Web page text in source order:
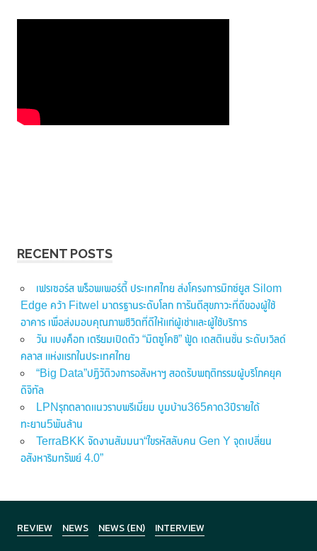
RECENT POSTS
เฟรเซอร์ส พร็อพเพอร์ตี้ ประเทศไทย ส่งโครงการมิกซ์ยูส Silom
Edge คว้า Fitwel มาตรฐานระดับโลก การันตีสุขภาวะที่ดีของผู้ใช้
อาคาร เพื่อส่งมอบคุณภาพชีวิตที่ดีให้แก่ผู้เช่าและผู้ใช้บริการ
วัน แบงค็อก เตรียมเปิดตัว “มิตซูโคชิ” ฟู้ด เดสติเนชั่น ระดับเวิลด์
คลาส แห่งแรกในประเทศไทย
“Big Data”ปฏิวัติวงการอสังหาฯ สอดรับพฤติกรรมผู้บริโภคยุค
ดิจิทัล
LPNรุกตลาดแนวราบพรีเมี่ยม บูมบ้าน365คาด3ปีรายได้
ทะยาน5พันล้าน
TerraBKK จัดงานสัมมนา“ไขรหัสลับคน Gen Y จุดเปลี่ยน
อสังหาริมทรัพย์ 4.0”
REVIEW NEWS NEWS (EN) INTERVIEW